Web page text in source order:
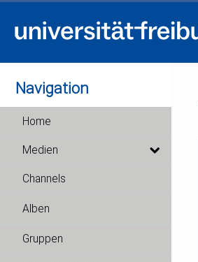
Navigation
Home
Medien
Channels
Alben
Gruppen